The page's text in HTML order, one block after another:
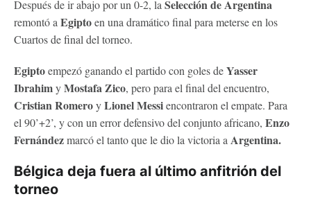
Después de ir abajo por un 0-2, laSelección de Argentina
remontó aEgiptoen una dramático final para meterse en los
Cuartos de final del torneo.
Egiptoempezó ganando el partido con goles deYasser
IbrahimyMostafa Zico, pero para el final del encuentro,
Cristian RomeroyLionel Messiencontraron el empate. Para
el 90’+2’, y con un error defensivo del conjunto africano, Enzo
Fernándezmarcó el tanto que le dio la victoria aArgentina.
Bélgica deja fuera al último anfitrión del
torneo